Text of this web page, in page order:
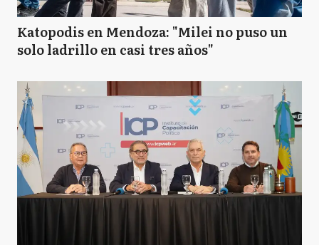
Katopodis en Mendoza: "Milei no puso un
solo ladrillo en casi tres años"